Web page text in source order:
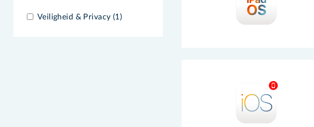
Veiligheid & Privacy (1)